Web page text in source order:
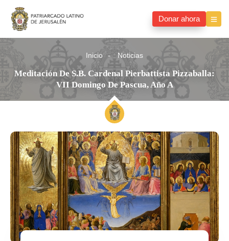
Donar ahora
Inicio Noticias
Meditación De S.B. Cardenal Pierbattista Pizzaballa:
VII Domingo De Pascua, Año A